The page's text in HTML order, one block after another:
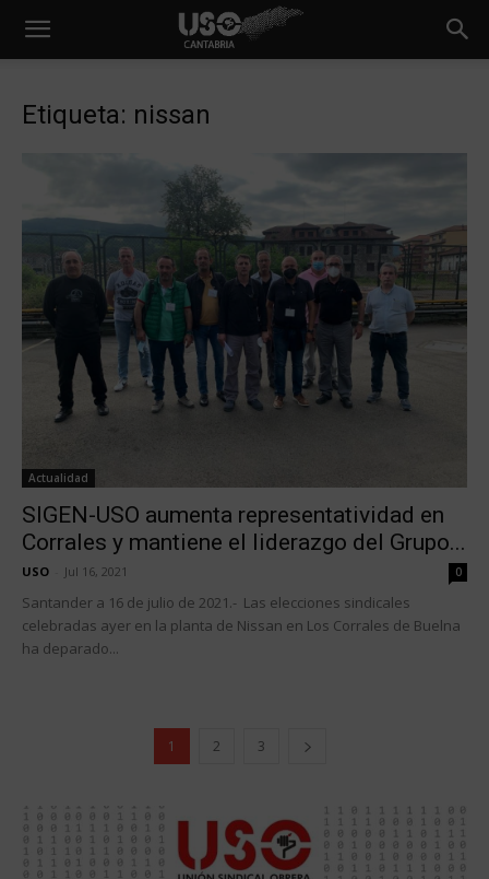
Etiqueta: nissan
Actualidad
SIGEN-USO aumenta representatividad en
Corrales y mantiene el liderazgo del Grupo...
USO Jul 16, 2021 0
Santander a 16 de julio de 2021.- Las elecciones sindicales
celebradas ayer en la planta de Nissan en Los Corrales de Buelna
ha deparado...
1 2 3